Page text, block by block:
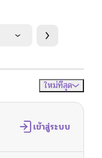
ใหม่ที่สุด
เข้าสู่ระบบ